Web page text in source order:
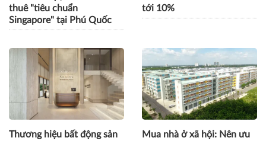
thuê "tiêu chuẩn
Singapore" tại Phú Quốc
tới 10%
Thương hiệu bất động sản
Mua nhà ở xã hội: Nên ưu